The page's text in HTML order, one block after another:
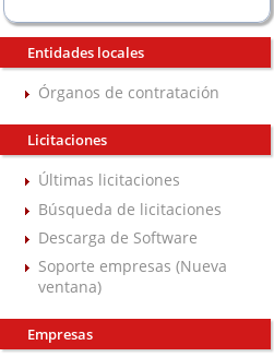
Entidades locales
Órganos de contratación
Licitaciones
Últimas licitaciones
Búsqueda de licitaciones
Descarga de Software
Soporte empresas (Nueva
ventana)
Empresas